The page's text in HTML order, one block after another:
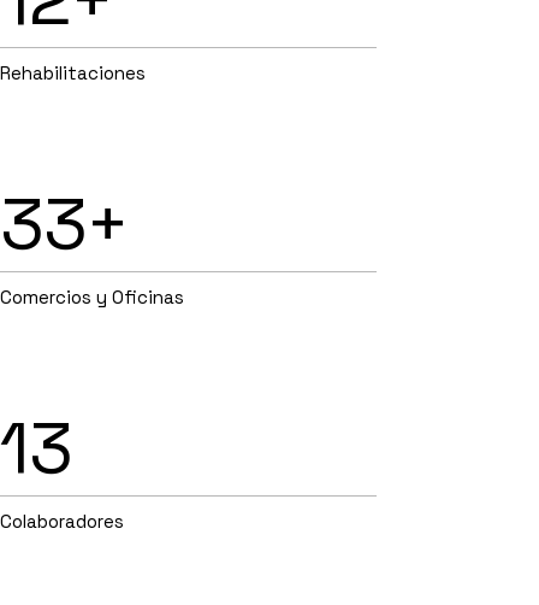
Rehabilitaciones
33+
Comercios y Oficinas
13
Colaboradores